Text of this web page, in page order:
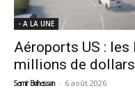
- A LA UNE
Aéroports US :
millions de dollars
Samir Belhassen - 6 août 2026